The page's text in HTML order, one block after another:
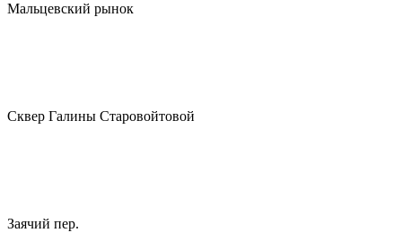
Мальцевский рынок
Сквер Галины Старовойтовой
Заячий пер.